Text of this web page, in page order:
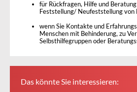
für Rückfragen, Hilfe und
Feststellung/ Neufeststellung von
wenn Sie Kontakte und
Menschen mit Behinderung, zu
Selbsthilfegruppen oder
Das könnte Sie interessieren: